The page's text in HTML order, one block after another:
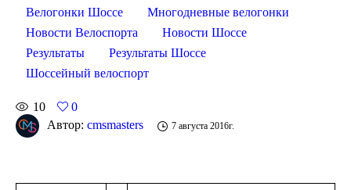
Велогонки Шоссе
Многодневные велогонки
Новости Велоспорта
Новости Шоссе
Результаты
Результаты Шоссе
Шоссейный велоспорт
10
0
Автор: cmsmasters 7 августа 2016г.